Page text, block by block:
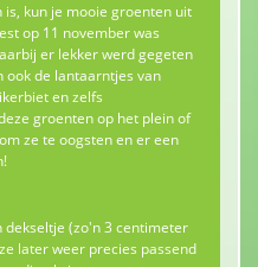
kun je mooie groenten uit
op 11 november was
er lekker werd gegeten
ook de lantaarntjes van
en zelfs
groenten op het plein of
ze te oogsten en er een
(zo'n 3 centimeter
later weer precies passend